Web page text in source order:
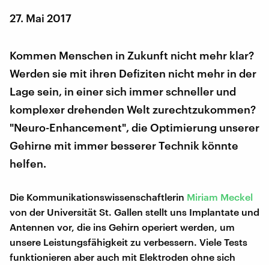
27. Mai 2017
Kommen Menschen in Zukunft nicht mehr klar?
Werden sie mit ihren Defiziten nicht mehr in der
Lage sein, in einer sich immer schneller und
komplexer drehenden Welt zurechtzukommen?
"Neuro-Enhancement", die Optimierung unserer
Gehirne mit immer besserer Technik könnte
helfen.
Die Kommunikationswissenschaftlerin Miriam Meckel
von der Universität St. Gallen stellt uns Implantate und
Antennen vor, die ins Gehirn operiert werden, um
unsere Leistungsfähigkeit zu verbessern. Viele Tests
funktionieren aber auch mit Elektroden ohne sich